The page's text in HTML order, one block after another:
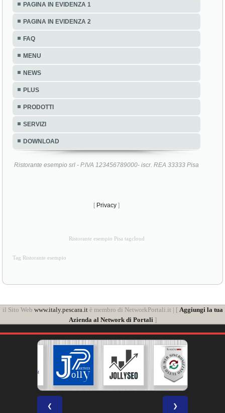
PAGINA IN EVIDENZA 1
PAGINA IN EVIDENZA 2
FAQ
MENU
NEWS
PLUS
PRODOTTI
SERVIZI
DOWNLOAD
Ristorante esempio srl - P.IVA 123456789000- iscr. REA 33333 Pisa
[ Privacy ]
Ristorante esempio Pisa tagcloud
Tag Ristorante esempio
il Sito Web www.italy.pescara.itè membro di NetworkPortali.it | [ Aggiungi la tua
Azienda al Network di Portali]
❮ ❯